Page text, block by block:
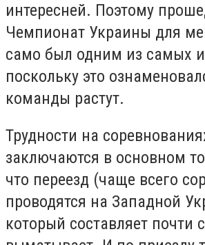
интересней. Поэтому
Чемпионат Украины для
само был одним из самых
поскольку это
команды растут.
Трудности на
заключаются в основном
что переезд (чаще всего
проводятся на Западной
который составляет почти